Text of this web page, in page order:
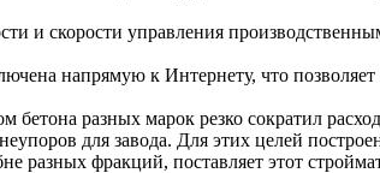
и скорости управления
напрямую к Интернету, что
разных марок резко сократил
для завода. Для этих целей
фракций, поставляет этот